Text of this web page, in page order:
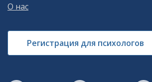
О нас
Регистрация для психологов